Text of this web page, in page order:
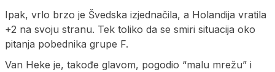
Ipak, vrlo brzo je Švedska izjednačila, a Holandija vratila
+2 na svoju stranu. Tek toliko da se smiri situacija oko
pitanja pobednika grupe F.
Van Heke je, takođe glavom, pogodio “malu mrežu” i